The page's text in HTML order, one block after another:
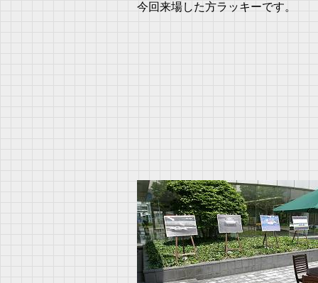
今回来場した方ラッキーです。